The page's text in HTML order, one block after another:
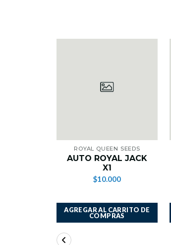
ROYAL QUEEN SEEDS
AUTO ROYAL JACK
X1
$10.000
AGREGAR AL CARRITO DE
COMPRAS